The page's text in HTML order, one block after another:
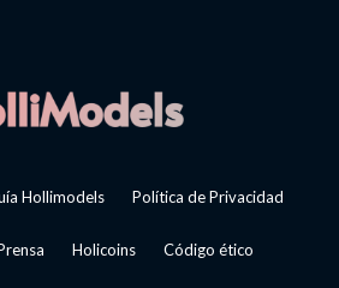
Hollimodels Política de Privacidad
Holicoins Código ético